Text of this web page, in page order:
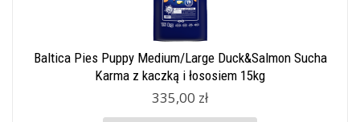
Baltica Pies Puppy Medium/Large Duck&Salmon Sucha
Karma z kaczką i łososiem 15kg
335,00 zł